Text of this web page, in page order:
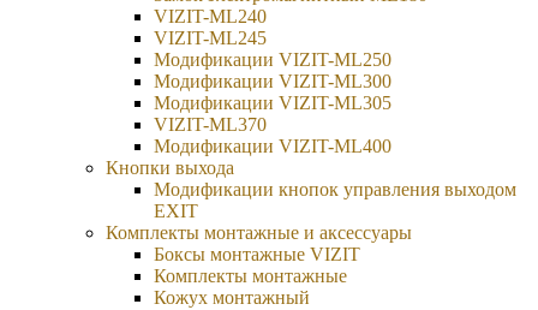
VIZIT-ML240
VIZIT-ML245
Модификации VIZIT-ML250
Модификации VIZIT-ML300
Модификации VIZIT-ML305
VIZIT-ML370
Модификации VIZIT-ML400
Кнопки выхода
Модификации кнопок управления выходом
EXIT
Комплекты монтажные и аксессуары
Боксы монтажные VIZIT
Комплекты монтажные
Кожух монтажный